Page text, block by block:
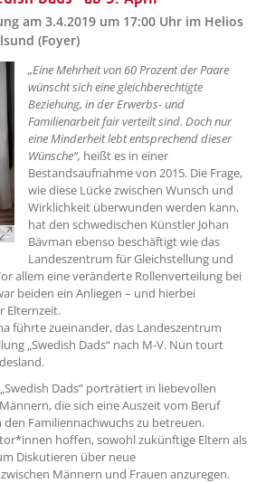
am 3.4.2019 um 17:00 Uhr im Helios
(Foyer)
„Eine Mehrheit von 60 Prozent der Paare
wünscht sich eine gleichberechtigte
Beziehung, in der Erwerbs- und
Familienarbeit fair verteilt sind. Doch nur
eine Minderheit lebt entsprechend dieser
Wünsche“, heißt es in einer
Bestandsaufnahme von 2015. Die Frage,
wie diese Lücke zwischen Wunsch und
Wirklichkeit überwunden werden kann,
hat den schwedischen Künstler Johan
Bävman ebenso beschäftigt wie das
Landeszentrum für Gleichstellung und
allem eine veränderte Rollenverteilung bei
beiden ein Anliegen – und hierbei
Elternzeit.
führte zueinander, das Landeszentrum
„Swedish Dads“ nach M-V. Nun tourt
Dads“ porträtiert in liebevollen
die sich eine Auszeit vom Beruf
Familiennachwuchs zu betreuen.
hoffen, sowohl zukünftige Eltern als
Diskutieren über neue
Männern und Frauen anzuregen.